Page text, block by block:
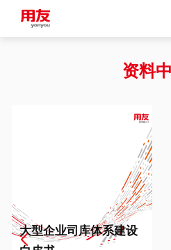
Europe
资料
大型企业司库体系建设